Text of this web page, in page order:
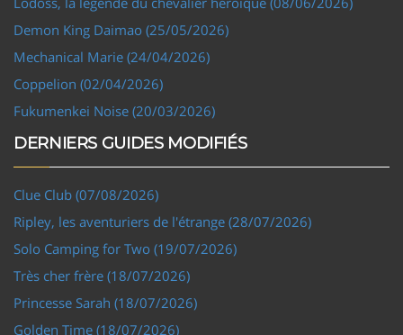
Demon King Daimao (25/05/2026)
Mechanical Marie (24/04/2026)
Coppelion (02/04/2026)
Fukumenkei Noise (20/03/2026)
DERNIERS GUIDES MODIFIÉS
Clue Club (07/08/2026)
Ripley, les aventuriers de l'étrange (28/07/2026)
Solo Camping for Two (19/07/2026)
Très cher frère (18/07/2026)
Princesse Sarah (18/07/2026)
Golden Time (18/07/2026)